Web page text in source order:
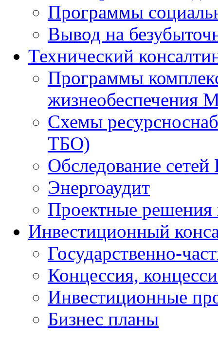
Программы
Вывод на
Технический
Программы
жизнеобеспечения
Схемы
ТБО)
Обследование
Энергоаудит
Проектные решения
Инвестиционный
Государственно-
Концессия,
Инвестиционные
Бизнес планы